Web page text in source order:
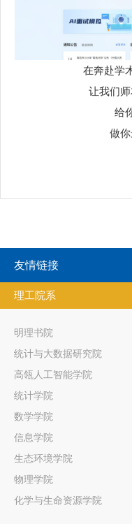
在奔赴学
让我们
给
做
友情链接
理工院系
明理书院
统计与大数据研究院
高瓴人工智能学院
统计学院
数学学院
信息学院
生态环境学院
物理学院
化学与生命资源学院